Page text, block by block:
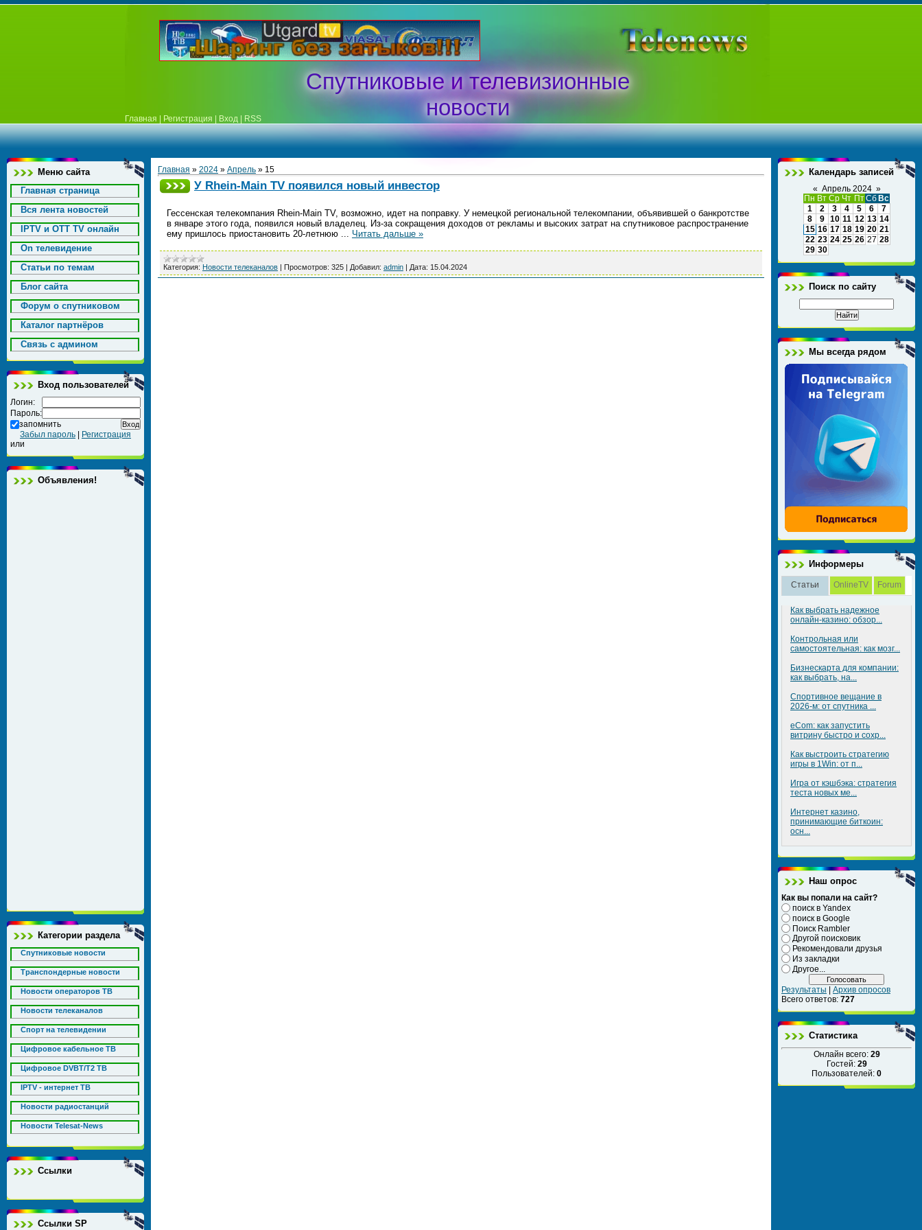
Спутниковые и телевизионные
новости
Главная Регистрация Вход RSS
Меню сайта
Главная страница
Вся лента новостей
IPTV и OTT TV онлайн
On телевидение
Статьи по темам
Блог сайта
Форум о спутниковом
Каталог партнёров
Cвязь с админом
Вход пользователей
Логин:
Пароль:
запомнить
Забыл пароль
Регистрация
или
Объявления!
Категории раздела
Спутниковые новости
Транспондерные новости
Новости операторов ТВ
Новости телеканалов
Спорт на телевидении
Цифровое кабельное ТВ
Цифровое DVBT/T2 ТВ
IPTV - интернет ТВ
Новости радиостанций
Новости Telesat-News
Ссылки
Ссылки SP
Главная » 2024 » Апрель » 15
У Rhein-Main TV появился новый инвестор
Гессенская телекомпания Rhein-Main TV, возможно, идет на поправку. У немецкой региональной телекомпании, объявившей о банкротстве
в январе этого года, появился новый владелец. Из-за сокращения доходов от рекламы и высоких затрат на спутниковое распространение
ему пришлось приостановить 20-летнюю ... Читать дальше »
Категория: Новости телеканалов | Просмотров: 325 | Добавил: admin | Дата: 15.04.2024
Календарь записей
« Апрель 2024 »
Пн Вт Ср Чт ПтСб Вс
1
2 3 4 5 6
7
8
9 10 11 12 13 14
15 16 17 18 19 20 21
22 23 24 25 26 27 28
29 30
Поиск по сайту
Мы всегда рядом
Информеры
Статьи OnlineTV Forum
Как выбрать надежное
онлайн-казино: обзор...
Контрольная или
самостоятельная: как мозг...
Бизнескарта для компании:
как выбрать, на...
Спортивное вещание в
2026-м: от спутника ...
eCom: как запустить
витрину быстро и сохр...
Как выстроить стратегию
игры в 1Win: от п...
Игра от кэшбэка: стратегия
теста новых ме...
Интернет казино,
принимающие биткоин:
осн...
Наш опрос
Как вы попали на сайт?
поиск в Yandex
поиск в Google
Поиск Rambler
Другой поисковик
Рекомендовали друзья
Из закладки
Другое...
Результаты | Архив опросов
Всего ответов: 727
Статистика
Онлайн всего: 29
Гостей: 29
Пользователей: 0